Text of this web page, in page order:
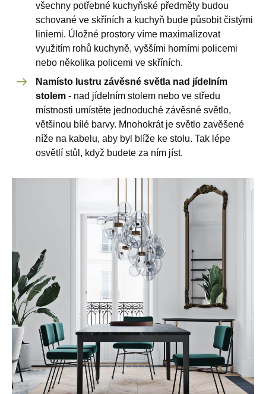
všechny potřebné kuchyňské předměty budou
schované ve skříních a kuchyň bude působit čistými
liniemi. Úložné prostory víme maximalizovat
využitím rohů kuchyně, vyššími horními policemi
nebo několika policemi ve skříních.
Namísto lustru závěsné světla nad jídelním
stolem - nad jídelním stolem nebo ve středu
místnosti umístěte jednoduché závěsné světlo,
většinou bílé barvy. Mnohokrát je světlo zavěšené
níže na kabelu, aby byl blíže ke stolu. Tak lépe
osvětlí stůl, když budete za ním jíst.